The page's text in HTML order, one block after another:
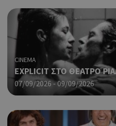
CINEMA
EXPLICIT ΣΤΟ ΘΕΑΤΡΟ
07/09/2026 - 09/09/2026